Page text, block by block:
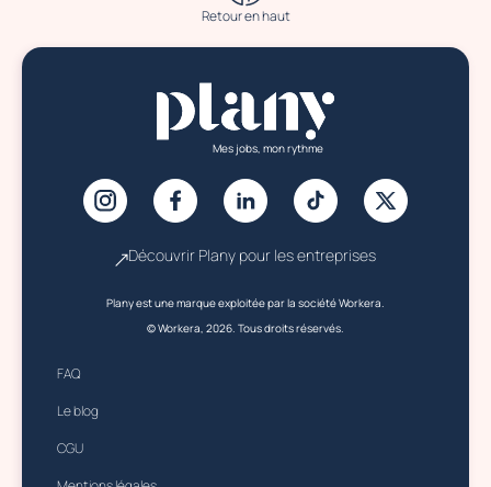
Retour en haut
Mes jobs, mon rythme
Découvrir Plany pour les entreprises
Plany est une marque exploitée par la société Workera.
© Workera, 2026. Tous droits réservés.
FAQ
Le blog
CGU